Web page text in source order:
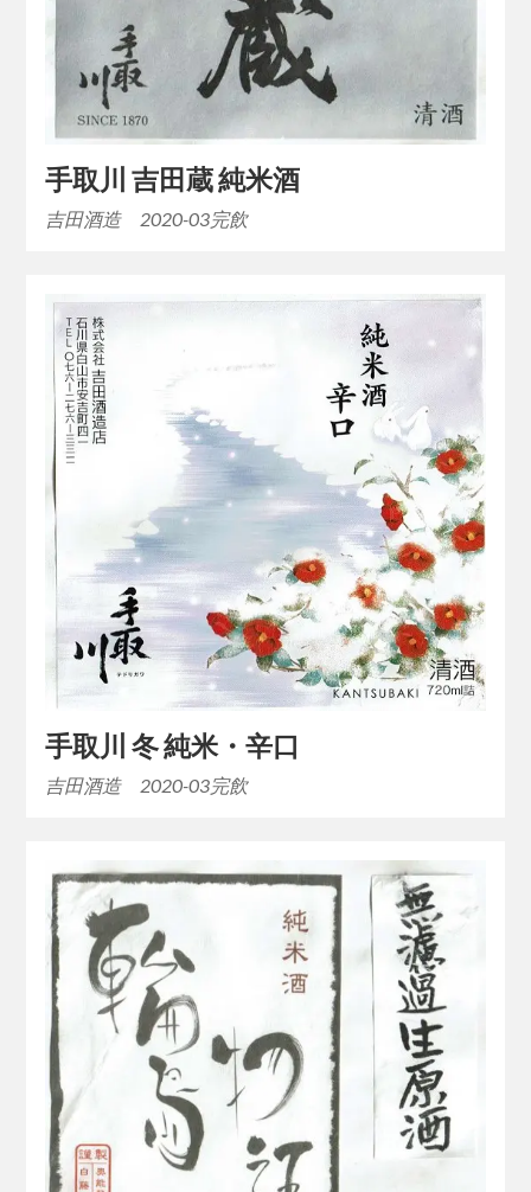
手取川 吉田蔵 純米酒
吉田酒造 2020-03完飲
手取川 冬 純米・辛口
吉田酒造 2020-03完飲